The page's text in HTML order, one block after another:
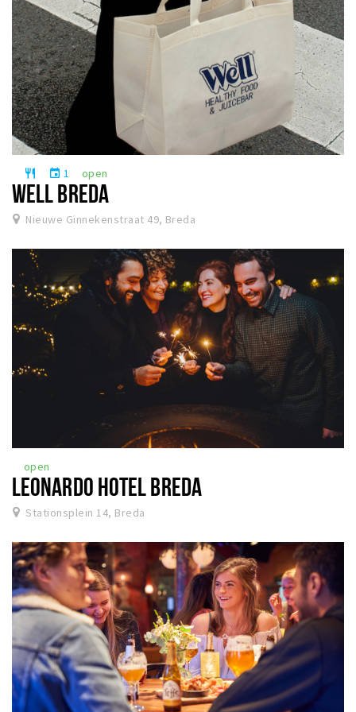
restaurant event 1 open
WELL BREDA
Nieuwe Ginnekenstraat 49, Breda
open
LEONARDO HOTEL BREDA
Stationsplein 14, Breda